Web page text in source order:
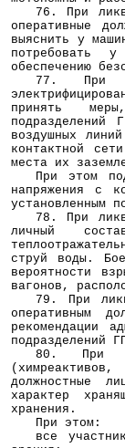
76. При
оперативные
выяснить у
потребовать
обеспечению
77. При
принять
воздушных
контактной
места их
При этом
напряжения с
установленным
78. При
личный
струй воды.
вероятности
вагонов,
79. При
оперативным
рекомендации
подразделений
80. При
должностные
характер
хранения.
При этом:
все